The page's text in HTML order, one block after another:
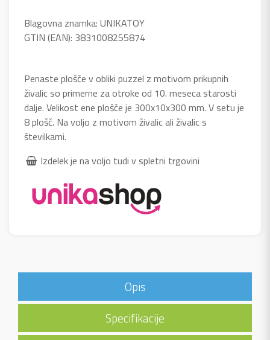
Blagovna znamka: UNIKATOY
GTIN (EAN): 3831008255874
Penaste plošče v obliki puzzel z motivom prikupnih
živalic so primerne za otroke od 10. meseca starosti
dalje. Velikost ene plošče je 300x10x300 mm. V setu je
8 plošč. Na voljo z motivom živalic ali živalic s
številkami.
Izdelek je na voljo tudi v spletni trgovini
Opis
Specifikacije